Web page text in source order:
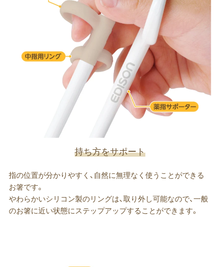
持ち方をサポート
指の位置が分かりやすく、自然に無理なく使うことができる
お箸です。
やわらかいシリコン製のリングは、取り外し可能なので、一般
のお箸に近い状態にステップアップすることができます。